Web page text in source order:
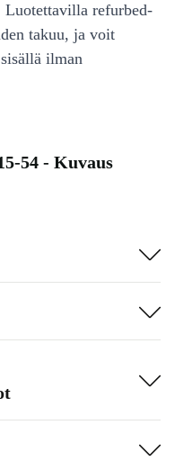
Luotettavilla refurbed-
takuu, ja voit
ilman
54 - Kuvaus